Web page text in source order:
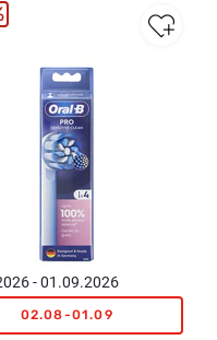
- 01.09.2026
02.08-01.09